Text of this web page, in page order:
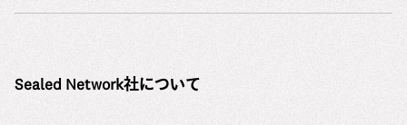
Sealed Network社について